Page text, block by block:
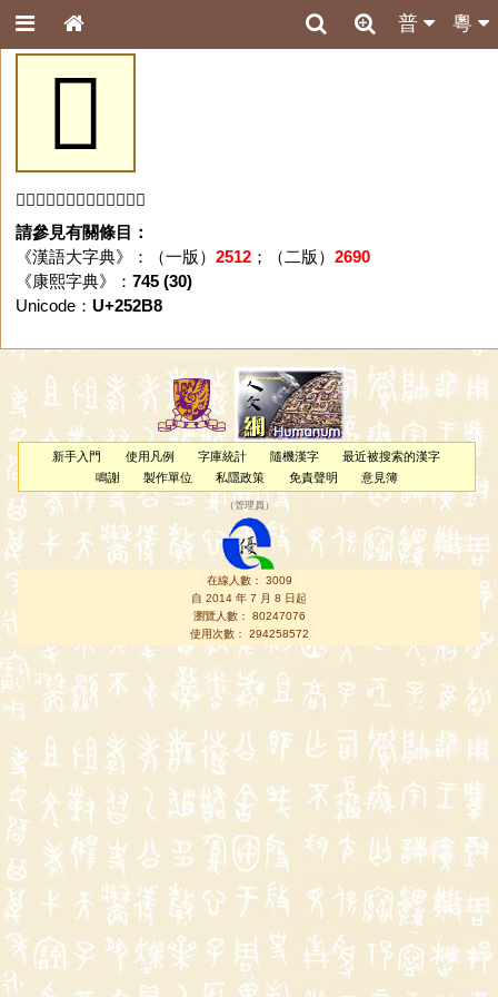
粵
普
𥊸
「𥊸」字未收錄於本資料庫。
請參見有關條目：
《漢語大字典》：（一版） 2512；（二版） 2690
《康熙字典》： 745 (30)
Unicode： U+252B8
新手入門 使用凡例 字庫統計 隨機漢字
最近被搜索的漢字
鳴謝
製作單位 私隱政策 免責聲明 意見簿
（管理員 ）
在線人數： 3009
自 2014 年 7 月 8 日起
瀏覽人數： 80247076
使用次數： 294258572